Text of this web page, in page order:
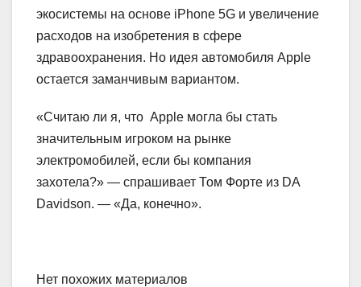
экосистемы на основе iPhone 5G и увеличение
расходов на изобретения в сфере
здравоохранения. Но идея автомобиля Apple
остается заманчивым вариантом.
«Считаю ли я, что Apple могла бы стать
значительным игроком на рынке
электромобилей, если бы компания
захотела?» — спрашивает Том Форте из DA
Davidson. — «Да, конечно».
Нет похожих материалов